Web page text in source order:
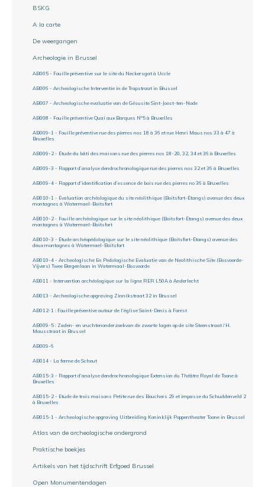
BSKG
A la carte
De weergangen
Archeologie in Brussel
AB005 - Fouille préventive sur le site du Neckersgat à Uccle
AB006 - Archeologische Interventie in de Trapstraat in Brussel
AB007 - Archeologische evaluatie van de Gésusite Sint-Joost-ten-Node
AB008 - Fouille préventive Quai aux Barques N°5 à Bruxelles
AB009-1 - Fouille préventive rue des pierres nos 18 à 36 et rue Henri Maus nos 33 à 47 à
Bruxelles
AB009-2 - Étude du bâti des maisons rue des pierres nos 18-20, 32, 34 et 36 à Bruxelles
AB009-3 - Rapport d’analyse dendrochronologique rue des pierres nos 32 et 36 à Bruxelles
AB009-4 - Rapport d’identification d’essence de bois rue des pierres no 36 à Bruxelles
AB010-1 - Évaluation archéologique du site néolithique (Boitsfort-Étangs) avenue des deux
montagnes à Watermael-Boitsfort
AB010-2 - Fouille archéologique sur le site néolithique (Boitsfort-Étangs) avenue des deux
montagnes à Watermael-Boitsfort
AB010-3 - Étude archéopédologique sur le site néolithique (Boitsfort-Étangs) avenue des
deux montagnes à Watermael-Boitsfort
AB010-4 - Archeologische En Pedologische Evaluatie van de Neolithische Site (Bosvoorde-
Vijvers) Twee Bergenlaan in Watermaal-Bosvoorde
AB011 - Intervention archéologique sur la ligne RER L50A à Anderlecht
AB013 - Archeologische opgraving Zinnikstraat 32 in Brussel
AB012-1 : Fouille préventive autour de l'église Saint-Denis à Forest
AB009-5 : Zaden- en vruchtenonderzoekvan de zwarte lagen op de site Steenstraat / H.
Mausstraat in Brussel
AB009-6
AB014 - La ferme de Scheut
AB015-3 - Rapport d'analyse dendrochronologique Extension du Théâtre Royal de Toone à
Bruxelles
AB015-2 - Etude de trois maisons Petite rue des Bouchers 29 et impasse du Schuddenveld 2
à Bruxelles
AB015-1 - Archeologische opgraving Uitbreiding Koninklijk Poppentheater Toone in Brussel
Atlas van de archeologische ondergrond
Praktische boekjes
Artikels van het tijdschrift Erfgoed Brussel
Open Monumentendagen